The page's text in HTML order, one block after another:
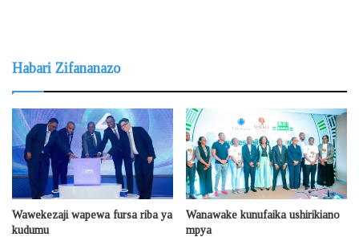
Habari Zifananazo
Wawekezaji wapewa fursa riba ya
kudumu
Wanawake kunufaika ushirikiano
mpya